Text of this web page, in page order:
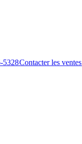
5328​​Contacter les ventes​​